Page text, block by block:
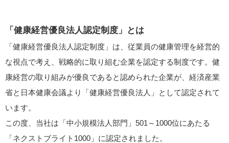
「健康経営優良法人認定制度」とは
「健康経営優良法人認定制度」は、従業員の健康管理を経営的
な視点で考え、戦略的に取り組む企業を認定する制度です。健
康経営の取り組みが優良であると認められた企業が、経済産業
省と日本健康会議より「健康経営優良法人」として認定されて
います。
この度、当社は「中小規模法人部門」501～1000位にあたる
「ネクストブライト1000」に認定されました。